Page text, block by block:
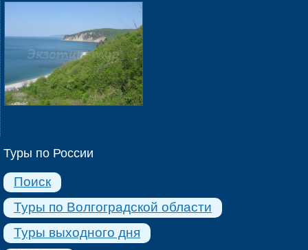
Туры по России
Поиск
Туры по Волгоградской области
Туры выходного дня